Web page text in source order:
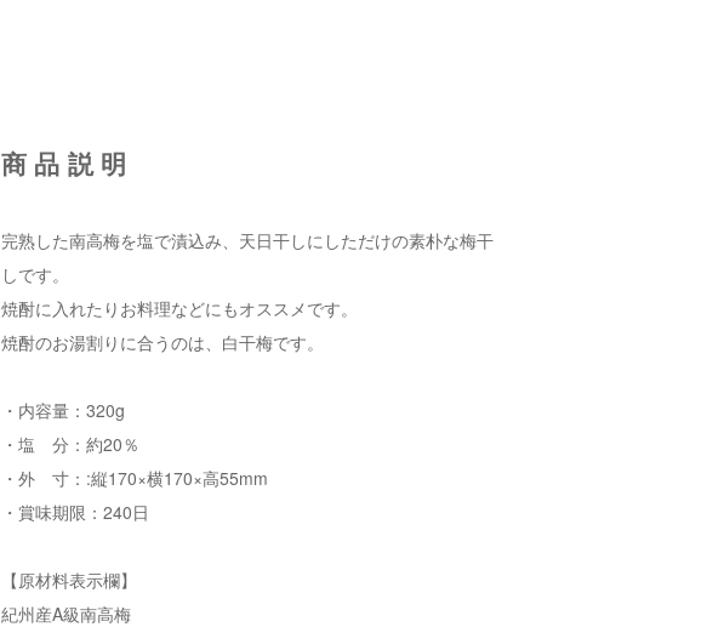
商品説明
完熟した南高梅を塩で漬込み、天日干しにしただけの素朴な梅干
しです。
焼酎に入れたりお料理などにもオススメです。
焼酎のお湯割りに合うのは、白干梅です。
・内容量：320g
・塩 分：約20％
・外 寸：:縦170×横170×高55mm
・賞味期限：240日
【原材料表示欄】
紀州産A級南高梅